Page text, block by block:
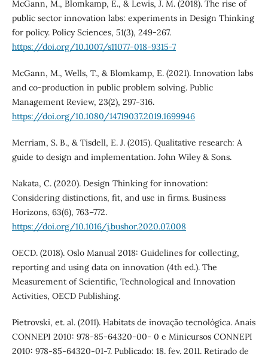
McGann, M., Blomkamp, E., & Lewis, J. M. (2018). The rise of
public sector innovation labs: experiments in Design Thinking
for policy. Policy Sciences, 51(3), 249-267.
https://doi.org/10.1007/s11077-018-9315-7
McGann, M., Wells, T., & Blomkamp, E. (2021). Innovation labs
and co-production in public problem solving. Public
Management Review, 23(2), 297-316.
https://doi.org/10.1080/14719037.2019.1699946
Merriam, S. B., & Tisdell, E. J. (2015). Qualitative research: A
guide to design and implementation. John Wiley & Sons.
Nakata, C. (2020). Design Thinking for innovation:
Considering distinctions, fit, and use in firms. Business
Horizons, 63(6), 763–772.
https://doi.org/10.1016/j.bushor.2020.07.008
OECD. (2018). Oslo Manual 2018: Guidelines for collecting,
reporting and using data on innovation (4th ed.). The
Measurement of Scientific, Technological and Innovation
Activities, OECD Publishing.
Pietrovski, et. al. (2011). Habitats de inovação tecnológica. Anais
CONNEPI 2010: 978-85-64320-00- 0 e Minicursos CONNEPI
2010: 978-85-64320-01-7. Publicado: 18. fev. 2011. Retirado de